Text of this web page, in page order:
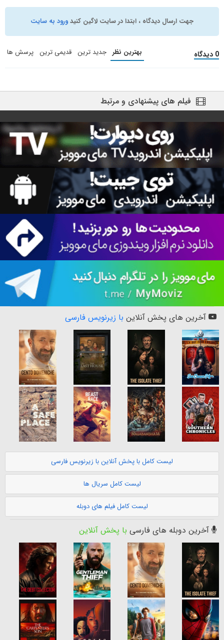
جهت ارسال دیدگاه ، ابتدا در سایت لاگین کنیدورود به سایت
0 دیدگاه بهترین نظر جدید ترین قدیمی ترین پرسش ها
فیلم های پیشنهادی و مرتبط
آخرین های پخش آنلاین با زیرنویس فارسی
لیست کامل با پخش آنلاین با زیرنویس فارسی
لیست کامل سریال ها
لیست کامل فیلم های دوبله
آخرین دوبله های فارسی با پخش آنلاین